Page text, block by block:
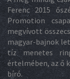
Ferenc 2015
Promotion
megvívott
magyar-bajnok
tíz menetes
értelmében, az ő
bíró.